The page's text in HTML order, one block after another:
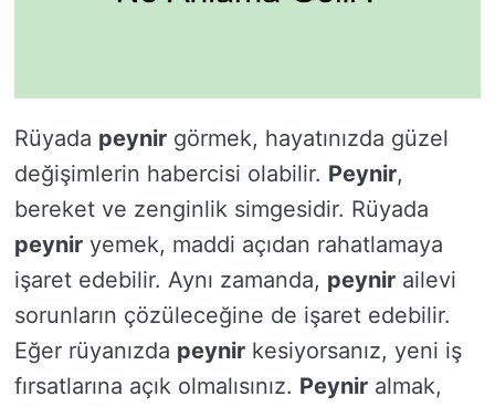
Rüyada peynir görmek, hayatınızda güzel
değişimlerin habercisi olabilir. Peynir,
bereket ve zenginlik simgesidir. Rüyada
peynir yemek, maddi açıdan rahatlamaya
işaret edebilir. Aynı zamanda, peynir ailevi
sorunların çözüleceğine de işaret edebilir.
Eğer rüyanızda peynir kesiyorsanız, yeni iş
fırsatlarına açık olmalısınız. Peynir almak,